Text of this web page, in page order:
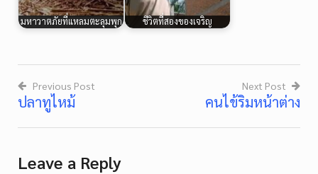
มหาวาตภัยที่แหลมตะลุมพุก ชีวิตที่สองของเจริญ
Post
navigation
Previous Post
ปลาทูไหม้
Next Post
คนไข้ริมหน้าต่าง
Leave a Reply